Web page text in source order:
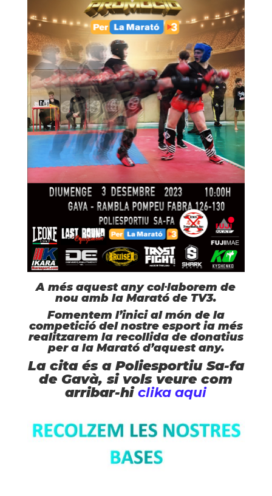
A més aquest any col·laborem de
nou amb la Marató de TV3.
Fomentem l’inici al món de la
competició del nostre esport ia més
realitzarem la recollida de donatius
per a la Marató d’aquest any.
La cita és a Poliesportiu Sa-fa
de Gavà, si vols veure com
arribar-hiclika aqui